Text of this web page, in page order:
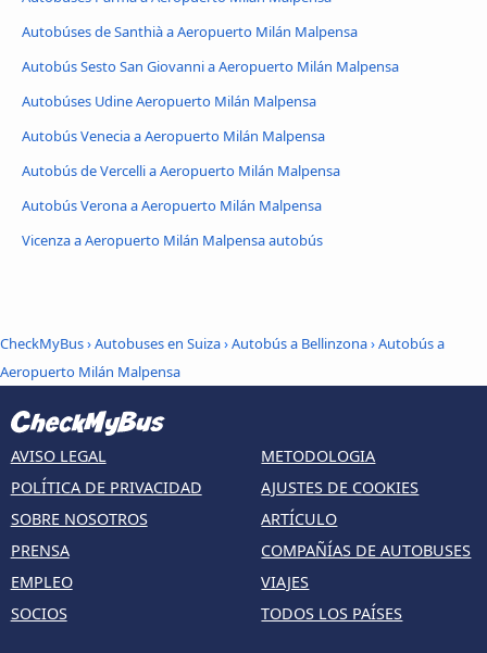
Autobúses de Santhià a Aeropuerto Milán Malpensa
Autobús Sesto San Giovanni a Aeropuerto Milán Malpensa
Autobúses Udine Aeropuerto Milán Malpensa
Autobús Venecia a Aeropuerto Milán Malpensa
Autobús de Vercelli a Aeropuerto Milán Malpensa
Autobús Verona a Aeropuerto Milán Malpensa
Vicenza a Aeropuerto Milán Malpensa autobús
CheckMyBus›Autobuses en Suiza›Autobús a Bellinzona›Autobús a
Aeropuerto Milán Malpensa
AVISO LEGAL
POLÍTICA DE PRIVACIDAD
SOBRE NOSOTROS
PRENSA
EMPLEO
SOCIOS
METODOLOGIA
AJUSTES DE COOKIES
ARTÍCULO
COMPAÑÍAS DE AUTOBUSES
VIAJES
TODOS LOS PAÍSES